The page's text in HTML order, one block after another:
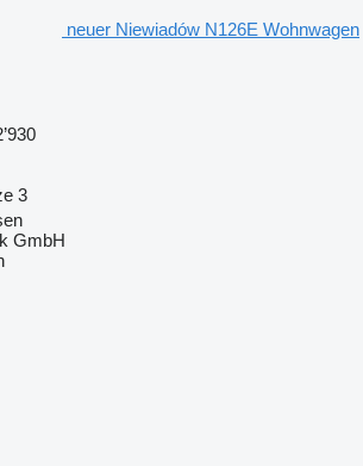
neuer Niewiadów N126E Wohnwagen
3
GmbH